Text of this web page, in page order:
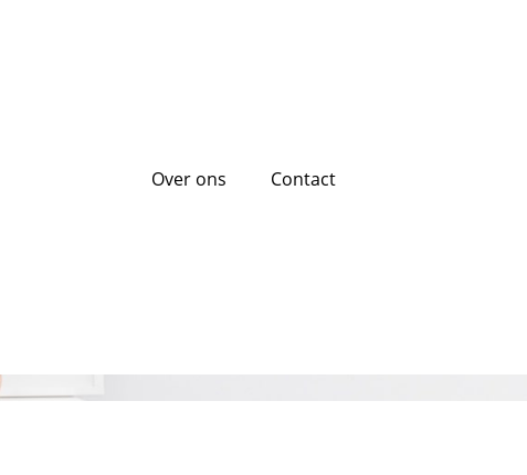
Over ons Contact